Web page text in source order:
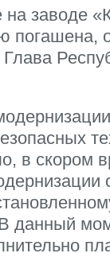
на заводе
погашена,
Глава
в скором
данный